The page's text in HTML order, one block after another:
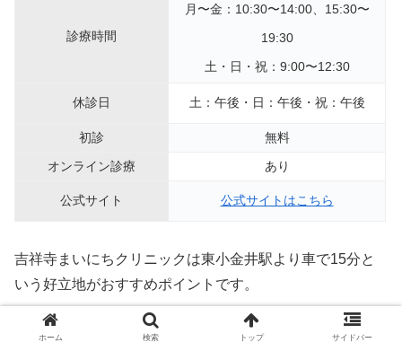
診療時間
月〜金：10:30〜14:00、15:30〜
19:30
土・日・祝：9:00〜12:30
休診日 土：午後・日：午後・祝：午後
初診
無料
オンライン診療
あり
公式サイト 公式サイトはこちら
吉祥寺まいにちクリニックは東小金井駅より車で15分と
いう好立地がおすすめポイントです。
月〜金は10:30〜14:00、15:30〜19:30、土・日・祝は
ホーム 検索 トップ サイドバー